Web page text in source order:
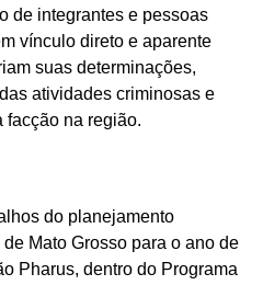
de integrantes e pessoas
vínculo direto e aparente
suas determinações,
atividades criminosas e
facção na região.
do planejamento
Mato Grosso para o ano de
Pharus, dentro do Programa